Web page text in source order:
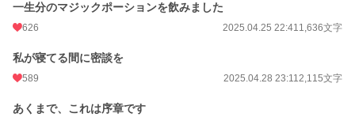
一生分のマジックポーションを飲みました
626 2025.04.25 22:411,636文字
私が寝てる間に密談を
589 2025.04.28 23:112,115文字
あくまで、これは序章です